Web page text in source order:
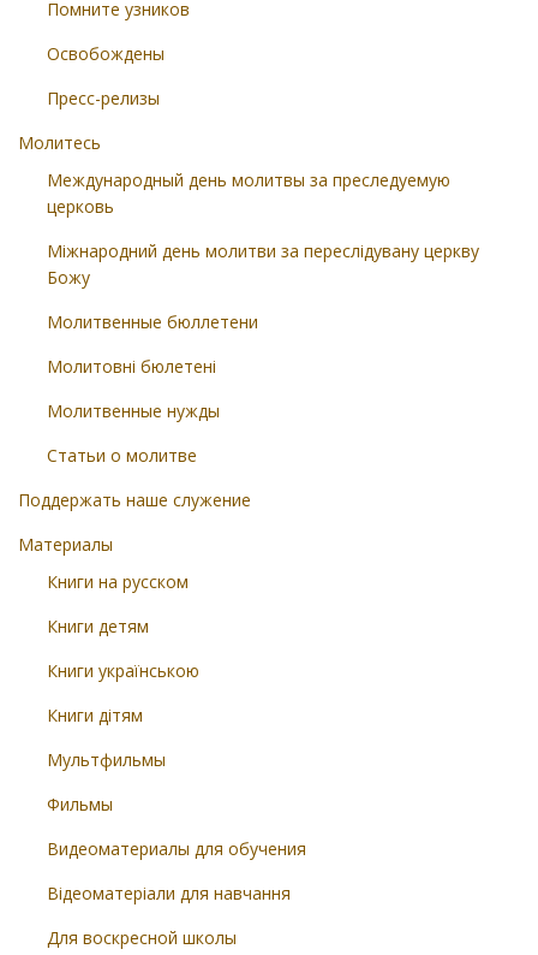
Помните узников
Освобождены
Пресс-релизы
Молитесь
Международный день молитвы за преследуемую
церковь
Міжнародний день молитви за переслідувану церкву
Божу
Молитвенные бюллетени
Молитовні бюлетені
Молитвенные нужды
Статьи о молитве
Поддержать наше служение
Материалы
Книги на русском
Книги детям
Книги українською
Книги дітям
Мультфильмы
Фильмы
Видеоматериалы для обучения
Відеоматеріали для навчання
Для воскресной школы